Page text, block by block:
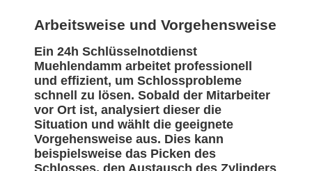
Arbeitsweise und Vorgehensweise
Ein 24h Schlüsselnotdienst
Muehlendamm arbeitet professionell
und effizient, um Schlossprobleme
schnell zu lösen. Sobald der Mitarbeiter
vor Ort ist, analysiert dieser die
Situation und wählt die geeignete
Vorgehensweise aus. Dies kann
beispielsweise das Picken des